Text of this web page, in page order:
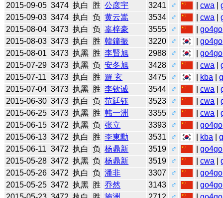
2015-09-05 3474 执白 胜 公彦宇 3241 ♂ |cwa |
2015-09-03 3474 执白 负 黄云嵩 3534 ♂ |cwa |
2015-08-04 3473 执白 负 辜梓豪 3555 ♂ |go4go
2015-08-03 3473 执白 胜 韓鐘振 3220 ♂ |go4go
2015-08-01 3473 执黑 胜 李賢旭 2988 ♂ |go4go
2015-07-29 3473 执黑 负 安冬旭 3428 ♂ |cwa |
2015-07-11 3473 执白 胜 羅 玄 3475 ♂ kba |
2015-07-04 3473 执黑 胜 李钦诚 3544 ♂ |cwa |
2015-06-30 3473 执白 负 范廷钰 3523 ♂ |cwa |
2015-06-25 3473 执黑 胜 韩一洲 3355 ♂ |cwa |
2015-06-15 3472 执黑 负 张立 3393 ♂ |go4go
2015-06-13 3472 执白 胜 李東勳 3531 ♂ kba |
2015-06-11 3472 执白 负 杨鼎新 3519 ♂ |go4go
2015-05-28 3472 执黑 负 杨鼎新 3519 ♂ |cwa |
2015-05-26 3472 执白 负 潘非 3307 ♂ |go4go
2015-05-25 3472 执黑 胜 乔然 3143 ♂ |go4go